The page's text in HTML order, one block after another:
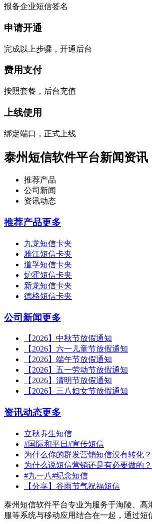
报备企业短信签名
申请开通
完成以上步骤，开通后台
费用支付
按照套餐，后台充值
上线使用
绑定端口，正式上线
泰州短信软件平台新闻资讯
推荐产品
公司新闻
资讯动态
推荐产品更多
九龙短信卡夹
雅江短信卡夹
道孚短信卡夹
炉霍短信卡夹
新龙短信卡夹
德格短信卡夹
公司新闻更多
【2026】中秋节放假通知
【2026】六一儿童节放假通知
【2026】端午节放假通知
【2026】五一劳动节放假通知
【2026】清明节放假通知
【2026】三八妇女节放假通知
资讯动态更多
立秋养生短信
#国际和平日#宣传短信
为什么你的群发营销短信没有转化？
为什么说短信营销还是有必要做的？
#九一八#纪念短信
【分享】谷雨节气祝福短信
泰州短信软件平台专业为服务于海陵、
服等系统与移动应用结合在一起，通过